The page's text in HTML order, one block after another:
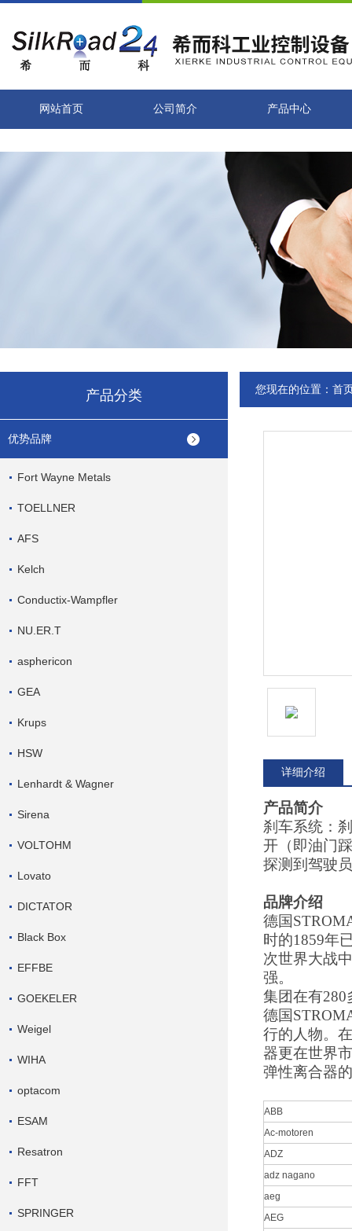
网站首页 公司简介 产品中心
产品分类
优势品牌
Fort Wayne Metals
TOELLNER
AFS
Kelch
Conductix-Wampfler
NU.ER.T
asphericon
GEA
Krups
HSW
Lenhardt & Wagner
Sirena
VOLTOHM
Lovato
DICTATOR
Black Box
EFFBE
GOEKELER
Weigel
WIHA
optacom
ESAM
Resatron
FFT
SPRINGER
您现在的位置： 首
详细介绍
产品简介
刹车系统：
开（即油门
探测到驾驶
品牌介绍
德国
时的1859年
次世界大战
强。
集团在有280
德国
行的人物。
器更在世界
弹性离合器
ABB
Ac-motoren
ADZ
adz nagano
aeg
AEG